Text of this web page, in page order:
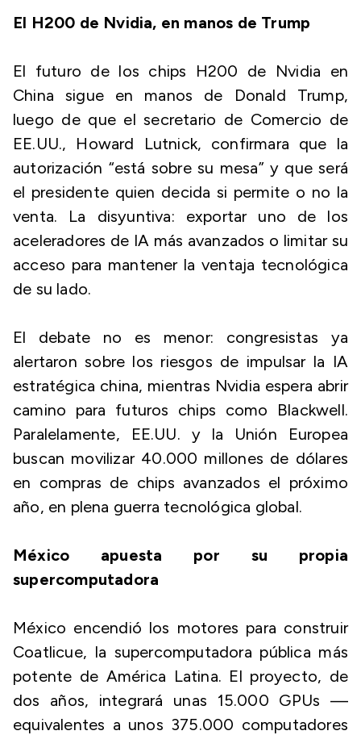
El H200 de Nvidia, en manos de Trump
El futuro de los chips H200 de Nvidia en
China sigue en manos de Donald Trump,
luego de que el secretario de Comercio de
EE.UU., Howard Lutnick, confirmara que la
autorización “está sobre su mesa” y que será
el presidente quien decida si permite o no la
venta. La disyuntiva: exportar uno de los
aceleradores de IA más avanzados o limitar su
acceso para mantener la ventaja tecnológica
de su lado.
El debate no es menor: congresistas ya
alertaron sobre los riesgos de impulsar la IA
estratégica china, mientras Nvidia espera abrir
camino para futuros chips como Blackwell.
Paralelamente, EE.UU. y la Unión Europea
buscan movilizar 40.000 millones de dólares
en compras de chips avanzados el próximo
año, en plena guerra tecnológica global.
México apuesta por su propia
supercomputadora
México encendió los motores para construir
Coatlicue, la supercomputadora pública más
potente de América Latina. El proyecto, de
dos años, integrará unas 15.000 GPUs —
equivalentes a unos 375.000 computadores